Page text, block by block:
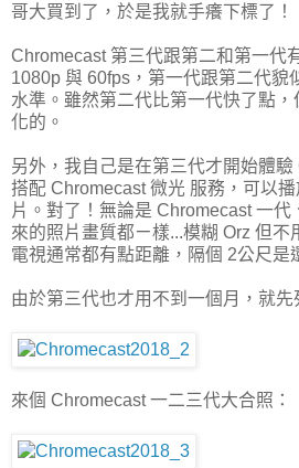
哥大買到了，於是我就手癢下標了！
Chromecast 第三代跟第二和第一代
1080p 與 60fps，第一代跟第二代貌
水準。雖然第二代比第一代快了點
化的。
另外，我自己是在第三代才開始體驗
搭配 Chromecast 微光 服務，可以
片。對了！無論是 Chromecast 一代
來的照片畫質都ㄧ樣...模糊 Orz 但不
電視通常都有點距離，隔個 2公尺是
由於第三代也才用不到一個月，就先
來個 Chromecast 一二三代大合照：